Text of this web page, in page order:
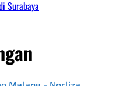
Surabaya